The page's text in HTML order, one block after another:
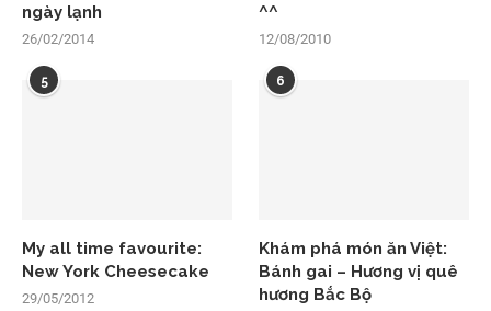
ngày lạnh
26/02/2014
^^
12/08/2010
5
My all time favourite:
New York Cheesecake
29/05/2012
6
Khám phá món ăn Việt:
Bánh gai – Hương vị quê
hương Bắc Bộ